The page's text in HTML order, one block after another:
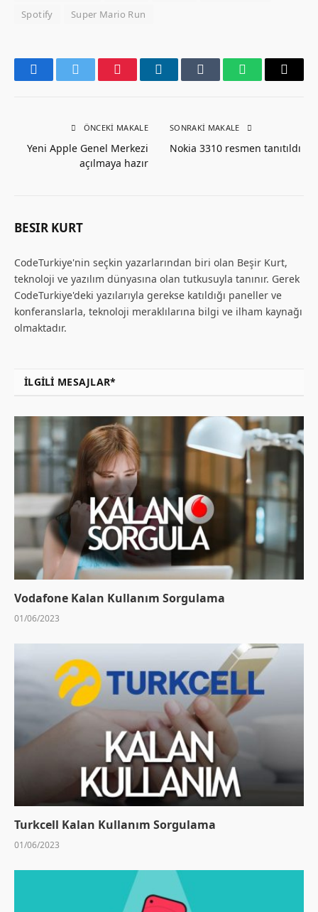
Spotify
Super Mario Run
FacebookTwitter PinterestLinkedInTumblr WhatsAppEmail
ÖNCEKI MAKALE
Yeni Apple Genel Merkezi
açılmaya hazır
SONRAKI MAKALE
Nokia 3310 resmen tanıtıldı
BESIR KURT
CodeTurkiye'nin seçkin yazarlarından biri olan Beşir Kurt,
teknoloji ve yazılım dünyasına olan tutkusuyla tanınır. Gerek
CodeTurkiye'deki yazılarıyla gerekse katıldığı paneller ve
konferanslarla, teknoloji meraklılarına bilgi ve ilham kaynağı
olmaktadır.
İLGILI MESAJLAR*
Vodafone Kalan Kullanım Sorgulama
01/06/2023
Turkcell Kalan Kullanım Sorgulama
01/06/2023